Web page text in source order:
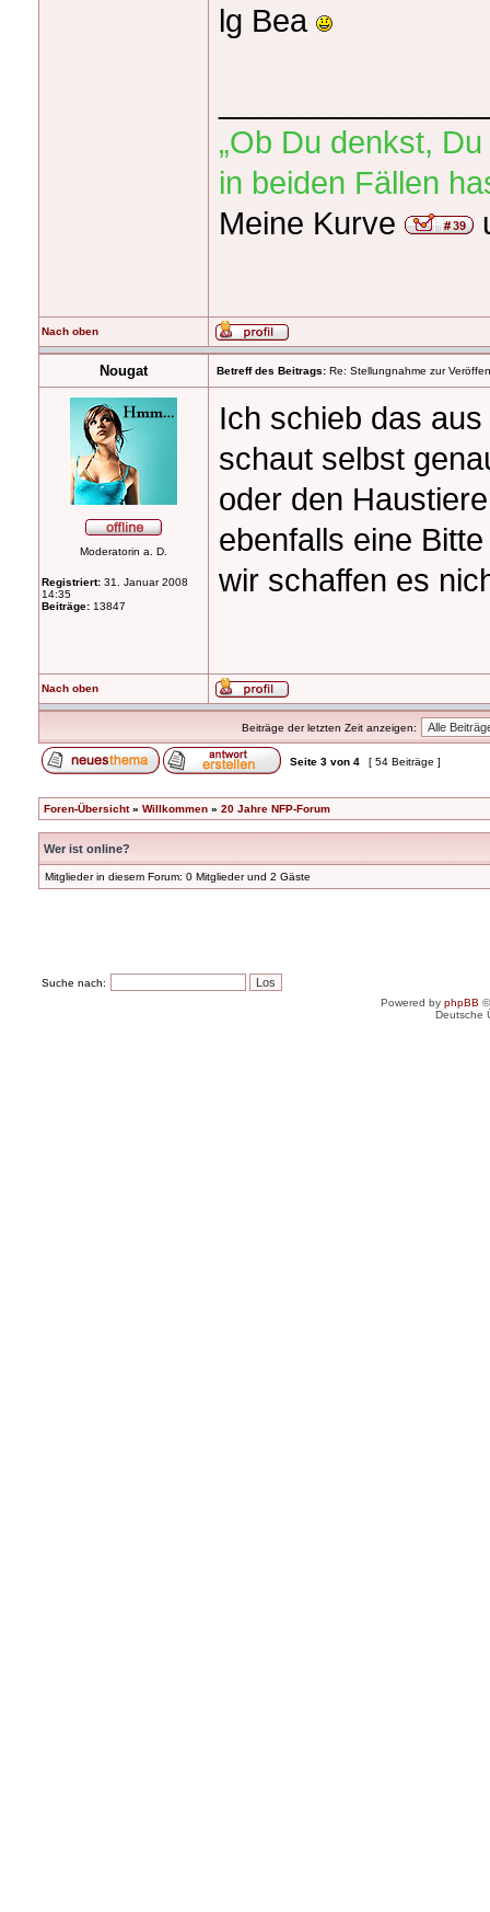
lg Bea
„Ob Du denkst,
in beiden Fällen
Meine Kurve
Nach oben
Nougat Betreff des Beitrags: Re: Stellungnahme zur
Moderatorin a. D.
Registriert: 31. Januar 2008
14:35
Beiträge: 13847
Ich schieb das
schaut selbst
oder den
ebenfalls eine
wir schaffen es
Nach oben
Beiträge der letzten Zeit anzeigen:
Seite 3 von 4 [ 54 Beiträge ]
Foren-Übersicht» Willkommen » 20 Jahre NFP-Forum
Wer ist online?
Mitglieder in diesem Forum: 0 Mitglieder und 2 Gäste
Suche nach:
Powered by phpBB
Deutsche